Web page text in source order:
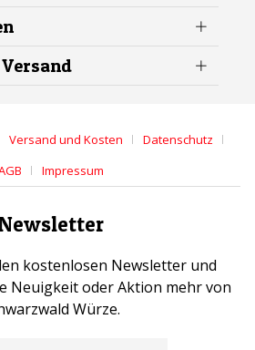
Versand und Kosten
Datenschutz
Impressum
kostenlosen Newsletter und
Neuigkeit oder Aktion mehr von
Würze.